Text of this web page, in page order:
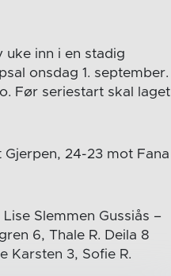
uke inn i en stadig
onsdag 1. september.
Før seriestart skal laget
24-23 mot Fana
Slemmen Gussiås –
6, Thale R. Deila 8
Karsten 3, Sofie R.